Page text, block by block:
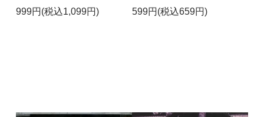
999円(税込1,099円) 599円(税込659円)